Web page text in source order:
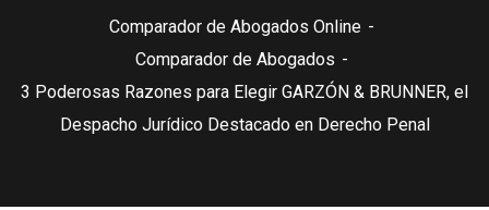
Comparador de Abogados Online
Comparador de Abogados
3 Poderosas Razones para Elegir GARZÓN & BRUNNER, el
Despacho Jurídico Destacado en Derecho Penal